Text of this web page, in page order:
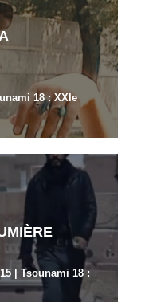
18 : XXIe
| Tsounami 18 :